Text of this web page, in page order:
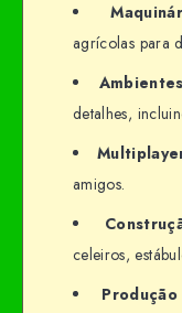
agrícolas para
detalhes,
amigos.
celeiros,